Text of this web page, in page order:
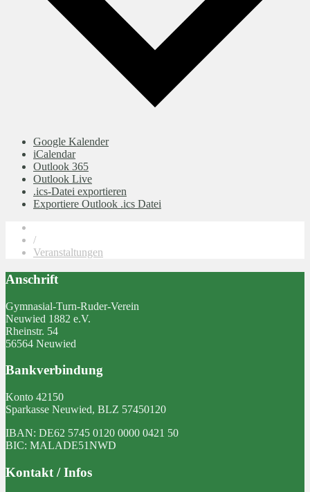
Google Kalender
iCalendar
Outlook 365
Outlook Live
.ics-Datei exportieren
Exportiere Outlook .ics Datei
/
Veranstaltungen
Anschrift
Gymnasial-Turn-Ruder-Verein
Neuwied 1882 e.V.
Rheinstr. 54
56564 Neuwied
Bankverbindung
Konto 42150
Sparkasse Neuwied, BLZ 57450120
IBAN: DE62 5745 0120 0000 0421 50
BIC: MALADE51NWD
Kontakt / Infos